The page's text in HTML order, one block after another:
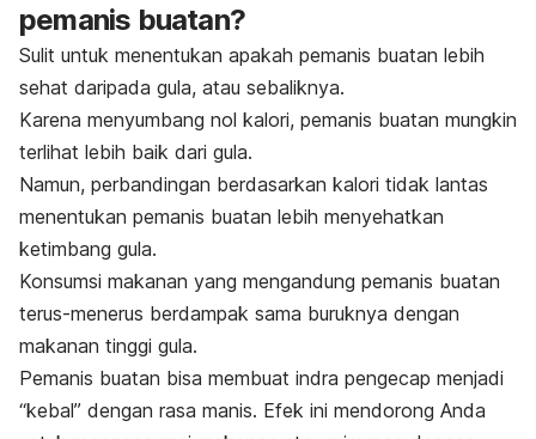
pemanis buatan?
Sulit untuk menentukan apakah pemanis buatan lebih
sehat daripada gula, atau sebaliknya.
Karena menyumbang nol kalori, pemanis buatan mungkin
terlihat lebih baik dari gula.
Namun, perbandingan berdasarkan kalori tidak lantas
menentukan pemanis buatan lebih menyehatkan
ketimbang gula.
Konsumsi makanan yang mengandung pemanis buatan
terus-menerus berdampak sama buruknya dengan
makanan tinggi gula.
Pemanis buatan bisa membuat indra pengecap menjadi
“kebal” dengan rasa manis. Efek ini mendorong Anda